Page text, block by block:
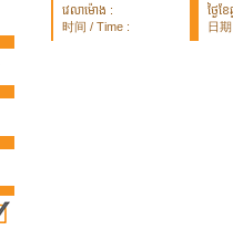
វេលាម៉ោង :
时间 / Time :
ថ្ងៃខែ
日